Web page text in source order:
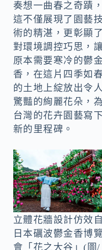
奏想一曲春之奇蹟，
這不僅展現了園藝技
術的精湛，更彰顯了
對環境調控巧思，
原本需要寒冷的鬱
香，在這片四季如
的土地上綻放出令人
驚豔的絢麗花朵，為
台灣的花卉園藝寫下
新的里程碑。
立體花牆設計仿效自
日本礪波鬱金香博
會「花之大谷」(圖/